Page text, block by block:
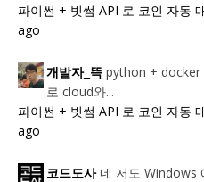
파이썬 + 빗썸 API 로 코인 자동
ago
개발자_뜩 python + docker
로 cloud와...
파이썬 + 빗썸 API 로 코인 자동
ago
코드도사 네 저도 Windows